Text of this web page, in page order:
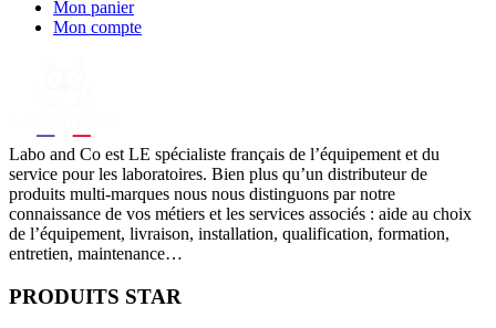
Mon panier
Mon compte
Labo and Co est LE spécialiste français de l’équipement et du
service pour les laboratoires. Bien plus qu’un distributeur de
produits multi-marques nous nous distinguons par notre
connaissance de vos métiers et les services associés : aide au choix
de l’équipement, livraison, installation, qualification, formation,
entretien, maintenance…
PRODUITS STAR